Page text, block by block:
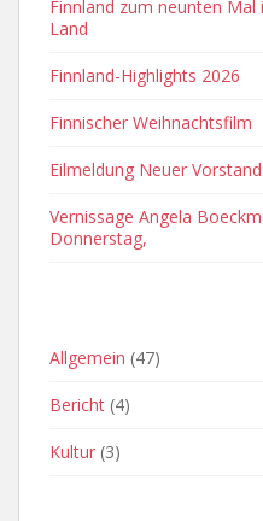
Finnland zum neunten Mal
Land
Finnland-Highlights 2026
Finnischer Weihnachtsfilm
Eilmeldung Neuer Vorstand
Vernissage Angela
Donnerstag,
Allgemein (47)
Bericht (4)
Kultur (3)